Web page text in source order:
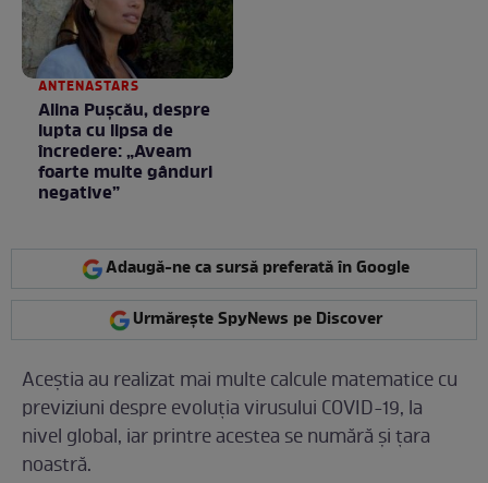
ANTENASTARS
Alina Pușcău, despre
lupta cu lipsa de
încredere: „Aveam
foarte multe gânduri
negative”
Adaugă-ne ca sursă preferată în Google
Urmărește SpyNews pe Discover
Aceștia au realizat mai multe calcule matematice cu
previziuni despre evoluția virusului COVID-19, la
nivel global, iar printre acestea se numără și țara
noastră.